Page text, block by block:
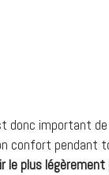
donc important de
confort pendant
le plus légèrement